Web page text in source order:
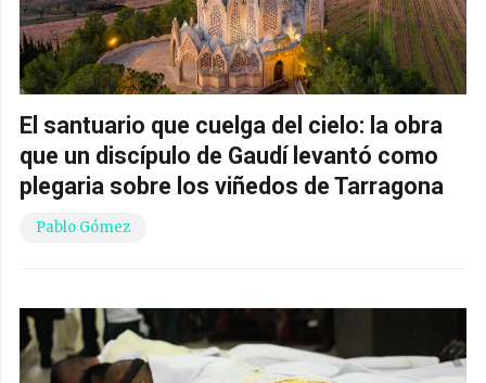
El santuario que cuelga del cielo: la obra
que un discípulo de Gaudí levantó como
plegaria sobre los viñedos de Tarragona
Pablo Gómez